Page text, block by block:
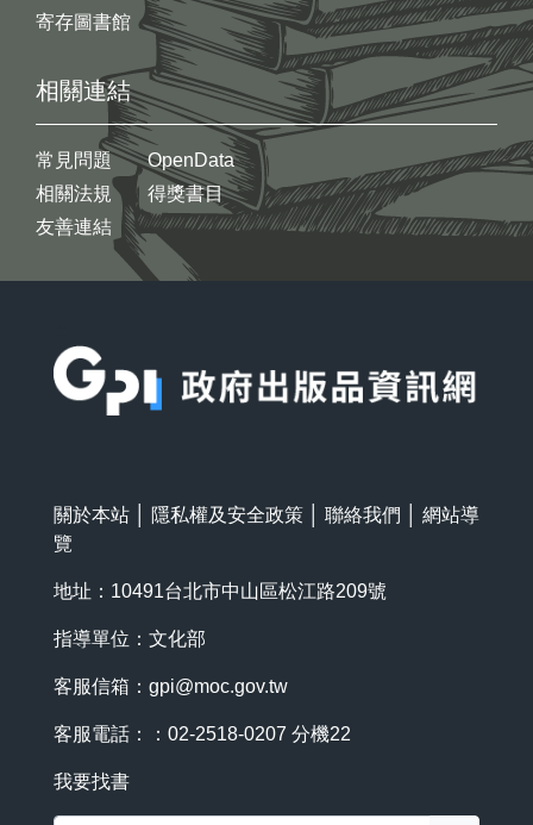
寄存圖書館
相關連結
常見問題
相關法規
友善連結
OpenData
得獎書目
關於本站 隱私權及安全政策 聯絡我們
網站導
覽
地址：10491台北市中山區松江路209號
指導單位：文化部
客服信箱： gpi@moc.gov.tw
客服電話：：02-2518-0207 分機22
我要找書